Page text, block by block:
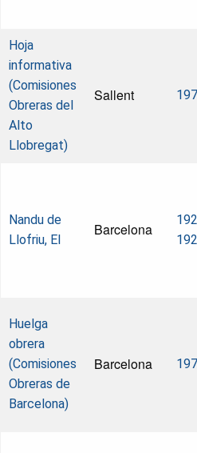
Hoja
informativa
(Comisiones
Obreras del
Alto
Llobregat)
Sallent
Nandu de
Llofriu, El
Barcelona
Huelga
obrera
(Comisiones
Obreras de
Barcelona)
Barcelona